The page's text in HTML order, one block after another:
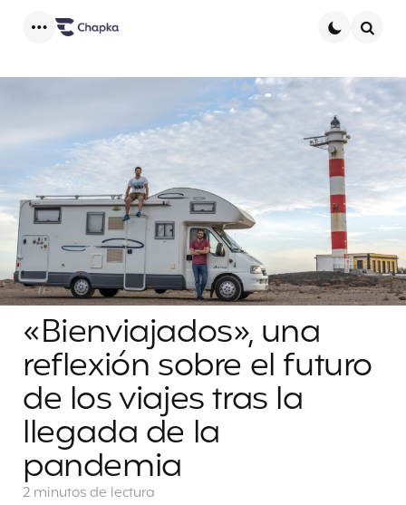
«Bienviajados», una
reflexión sobre el futuro
de los viajes tras la
llegada de la
pandemia
2 minutosde lectura